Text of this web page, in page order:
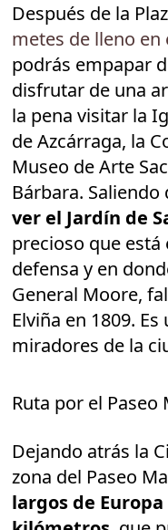
Después de la
metes de lleno en
podrás empapar
disfrutar de una
la pena visitar la
de Azcárraga, la
Museo de Arte
Bárbara. Saliendo
ver el Jardín de
precioso que
defensa y en
General Moore,
Elviña en 1809.
miradores de la
Ruta por el
Dejando atrás la
zona del Paseo
largos de